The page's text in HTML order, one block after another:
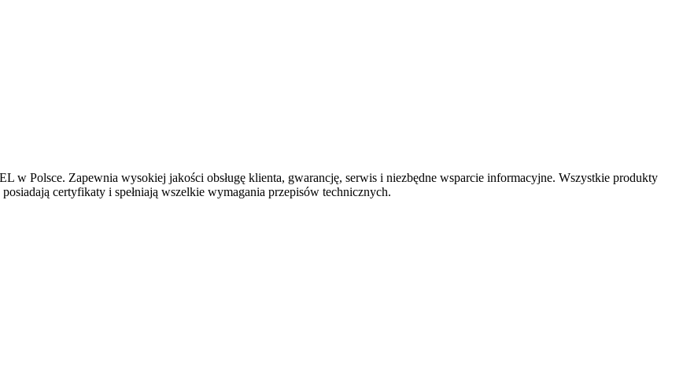
Polsce. Zapewnia wysokiej jakości obsługę klienta, gwarancję, serwis i niezbędne wsparcie informacyjne. Wszystkie produkty
certyfikaty i spełniają wszelkie wymagania przepisów technicznych.